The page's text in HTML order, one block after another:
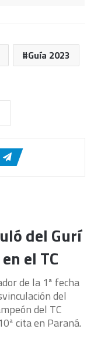
Guía 2023